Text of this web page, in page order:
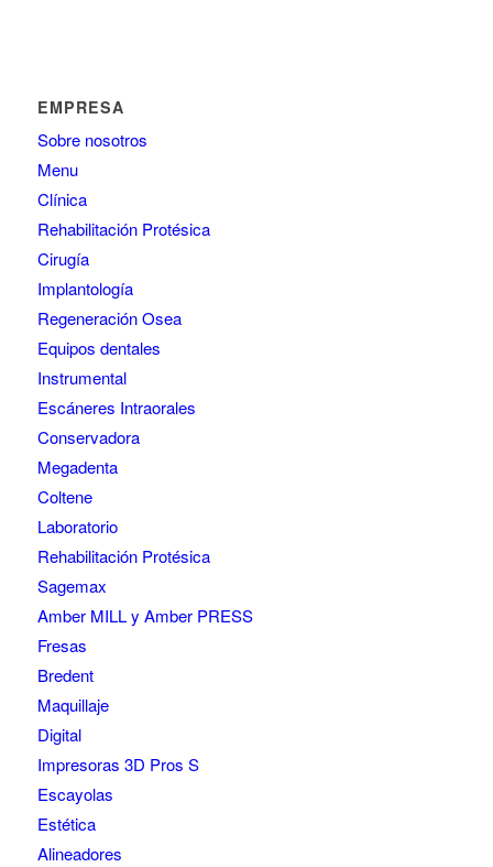
EMPRESA
Sobre nosotros
Menu
Clínica
Rehabilitación Protésica
Cirugía
Implantología
Regeneración Osea
Equipos dentales
Instrumental
Escáneres Intraorales
Conservadora
Megadenta
Coltene
Laboratorio
Rehabilitación Protésica
Sagemax
Amber MILL y Amber PRESS
Fresas
Bredent
Maquillaje
Digital
Impresoras 3D Pros S
Escayolas
Estética
Alineadores